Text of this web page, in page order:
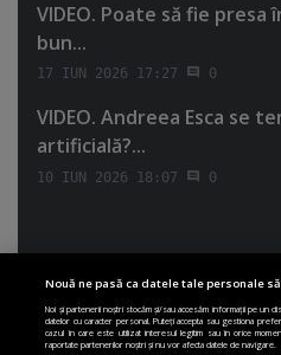
VIDEO. Poate să fie presa
bun...
17 IUN 2026 17:27 0
VIDEO. Andreea Esca se
artificială?...
10 IUN 2026 18:07 0
PRIMA PAGINĂ POLITICA DE
Nouă ne pasă ca datele tale personale
Noi și partenerii noștri stocăm și/sau accesăm informații pe un
datelor cu caracter personal. Puteți accepta sau gestiona
cazul în care este utilizat interesul legitim sau în orice
raportate partenerilor noștri și nu vor afecta datele de navigare.